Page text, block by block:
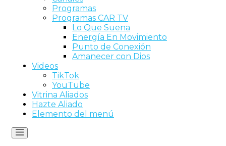
Programas
Programas CAR TV
Lo Que Suena
Energía En Movimiento
Punto de Conexión
Amanecer con Dios
Videos
TikTok
YouTube
Vitrina Aliados
Hazte Aliado
Elemento del menú